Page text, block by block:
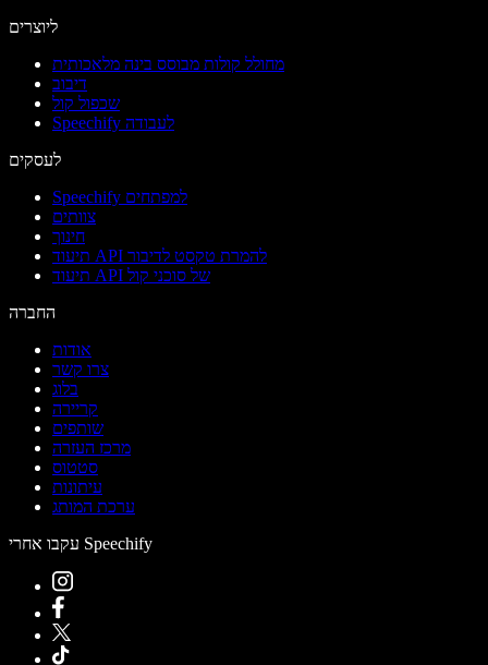
ליוצרים
מחולל קולות מבוסס בינה מלאכותית
דיבוב
שכפול קול
Speechify לעבודה
לעסקים
Speechify למפתחים
צוותים
חינוך
תיעוד API להמרת טקסט לדיבור
תיעוד API של סוכני קול
החברה
אודות
צרו קשר
בלוג
קריירה
שותפים
מרכז העזרה
סטטוס
עיתונות
ערכת המותג
עקבו אחרי Speechify